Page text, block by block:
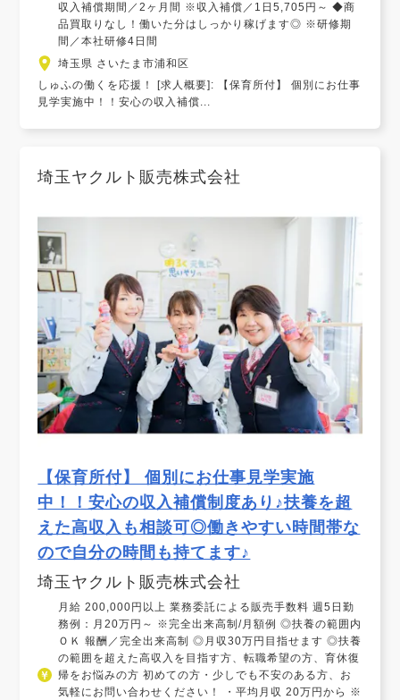
収入補償期間／2ヶ月間 ※収入補償／1日5,705円～ ◆商
品買取りなし！働いた分はしっかり稼げます◎ ※研修期
間／本社研修4日間
埼玉県 さいたま市浦和区
しゅふの働くを応援！ [求人概要]: 【保育所付】 個別にお仕事
見学実施中！！安心の収入補償...
埼玉ヤクルト販売株式会社
【保育所付】 個別にお仕事見学実施
中！！安心の収入補償制度あり♪扶養を超
えた高収入も相談可◎働きやすい時間帯な
ので自分の時間も持てます♪
埼玉ヤクルト販売株式会社
月給 200,000円以上 業務委託による販売手数料 週5日勤
務例：月20万円～ ※完全出来高制/月額例 ◎扶養の範囲内
ＯＫ 報酬／完全出来高制 ◎月収30万円目指せます ◎扶養
の範囲を超えた高収入を目指す方、転職希望の方、育休復
帰をお悩みの方 初めての方・少しでも不安のある方、お
気軽にお問い合わせください！ ・平均月収 20万円から ※